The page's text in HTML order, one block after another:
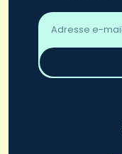
Adresse
email